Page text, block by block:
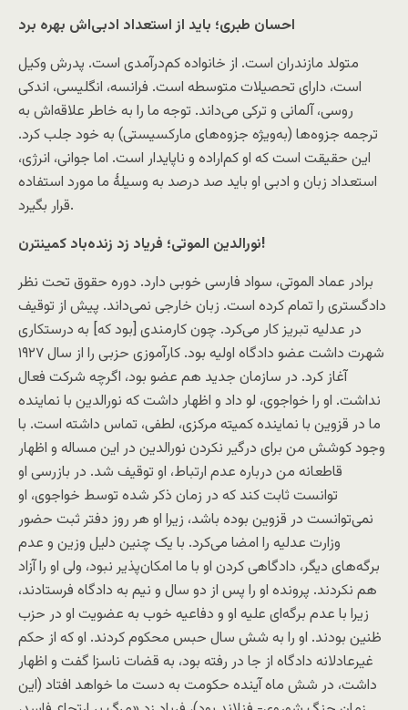
احسان طبری؛ باید از استعداد ادبی‌اش بهره برد
متولد مازندران است. از خانواده کم‌درآمدی است. پدرش وکیل
است، دارای تحصیلات متوسطه است. فرانسه، انگلیسی، اندکی
روسی، آلمانی و ترکی می‌داند. توجه ما را به خاطر علاقه‌اش به
ترجمه جزوه‌ها (به‌ویژه جزوه‌های مارکسیستی) به خود جلب کرد.
این حقیقت است که او کم‌اراده و ناپایدار است. اما جوانی، انرژی،
استعداد زبان و ادبی او باید صد درصد به وسیلۀ ما مورد استفاده
قرار بگیرد.
نورالدین الموتی؛ فریاد زد زنده‌باد کمینترن!
برادر عماد الموتی، سواد فارسی خوبی دارد. دوره حقوق تحت نظر
دادگستری را تمام کرده است. زبان خارجی نمی‌داند. پیش از توقیف
در عدلیه تبریز کار می‌کرد. چون کارمندی [بود که] به درستکاری
شهرت داشت عضو دادگاه اولیه بود. کارآموزی حزبی را از سال ۱۹۲۷
آغاز کرد. در سازمان جدید هم عضو بود، اگرچه شرکت فعال
نداشت. او را خواجوی، لو داد و اظهار داشت که نورالدین با نماینده
ما در قزوین با نماینده کمیته مرکزی، لطفی، تماس داشته است. با
وجود کوشش من برای درگیر نکردن نورالدین در این مساله و اظهار
قاطعانه من درباره عدم ارتباط، او توقیف شد. در بازرسی او
توانست ثابت کند که در زمان ذکر شده توسط خواجوی، او
نمی‌توانست در قزوین بوده باشد، زیرا او هر روز دفتر ثبت حضور
وزارت عدلیه را امضا می‌کرد. با یک چنین دلیل وزین و عدم
برگه‌های دیگر، دادگاهی کردن او با ما امکان‌پذیر نبود، ولی او را آزاد
هم نکردند. پرونده او را پس از دو سال و نیم به دادگاه فرستادند،
زیرا با عدم برگه‌ای علیه او و دفاعیه خوب به عضویت او در حزب
ظنین بودند. او را به شش سال حبس محکوم کردند. او که از حکم
غیرعادلانه دادگاه از جا در رفته بود، به قضات ناسزا گفت و اظهار
داشت، در شش ماه آینده حکومت به دست ما خواهد افتاد (این